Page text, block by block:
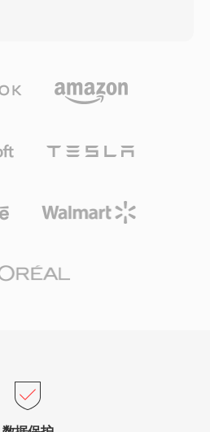
Audio增加了无损扩展层，
游戏主机和车载信息娱乐系
，以及强大的错误隐藏能力，
体或高端流媒体发布的用户，